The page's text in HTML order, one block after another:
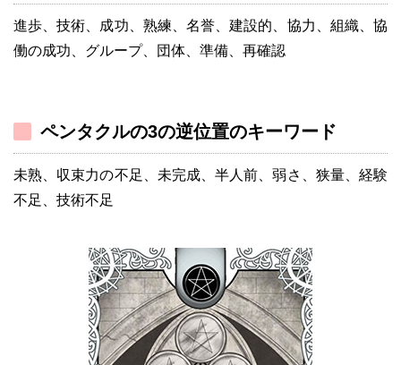
進歩、技術、成功、熟練、名誉、建設的、協力、組織、協
働の成功、グループ、団体、準備、再確認
ペンタクルの3の逆位置のキーワード
未熟、収束力の不足、未完成、半人前、弱さ、狭量、経験
不足、技術不足